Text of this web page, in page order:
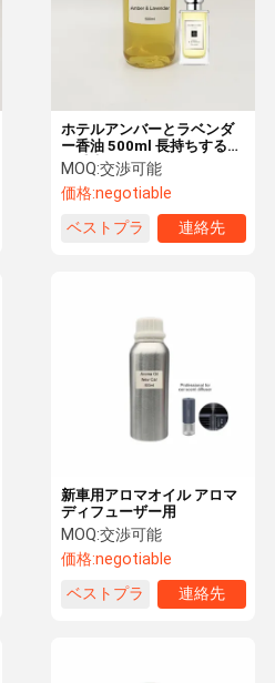
ホテルアンバーとラベンダ
ー香油 500ml 長持ちする身
体香水ディフューザーオイ
ル
MOQ:交渉可能
価格:negotiable
ベストプラ
連絡先
新車用アロマオイル アロマ
ディフューザー用
MOQ:交渉可能
価格:negotiable
ベストプラ
連絡先